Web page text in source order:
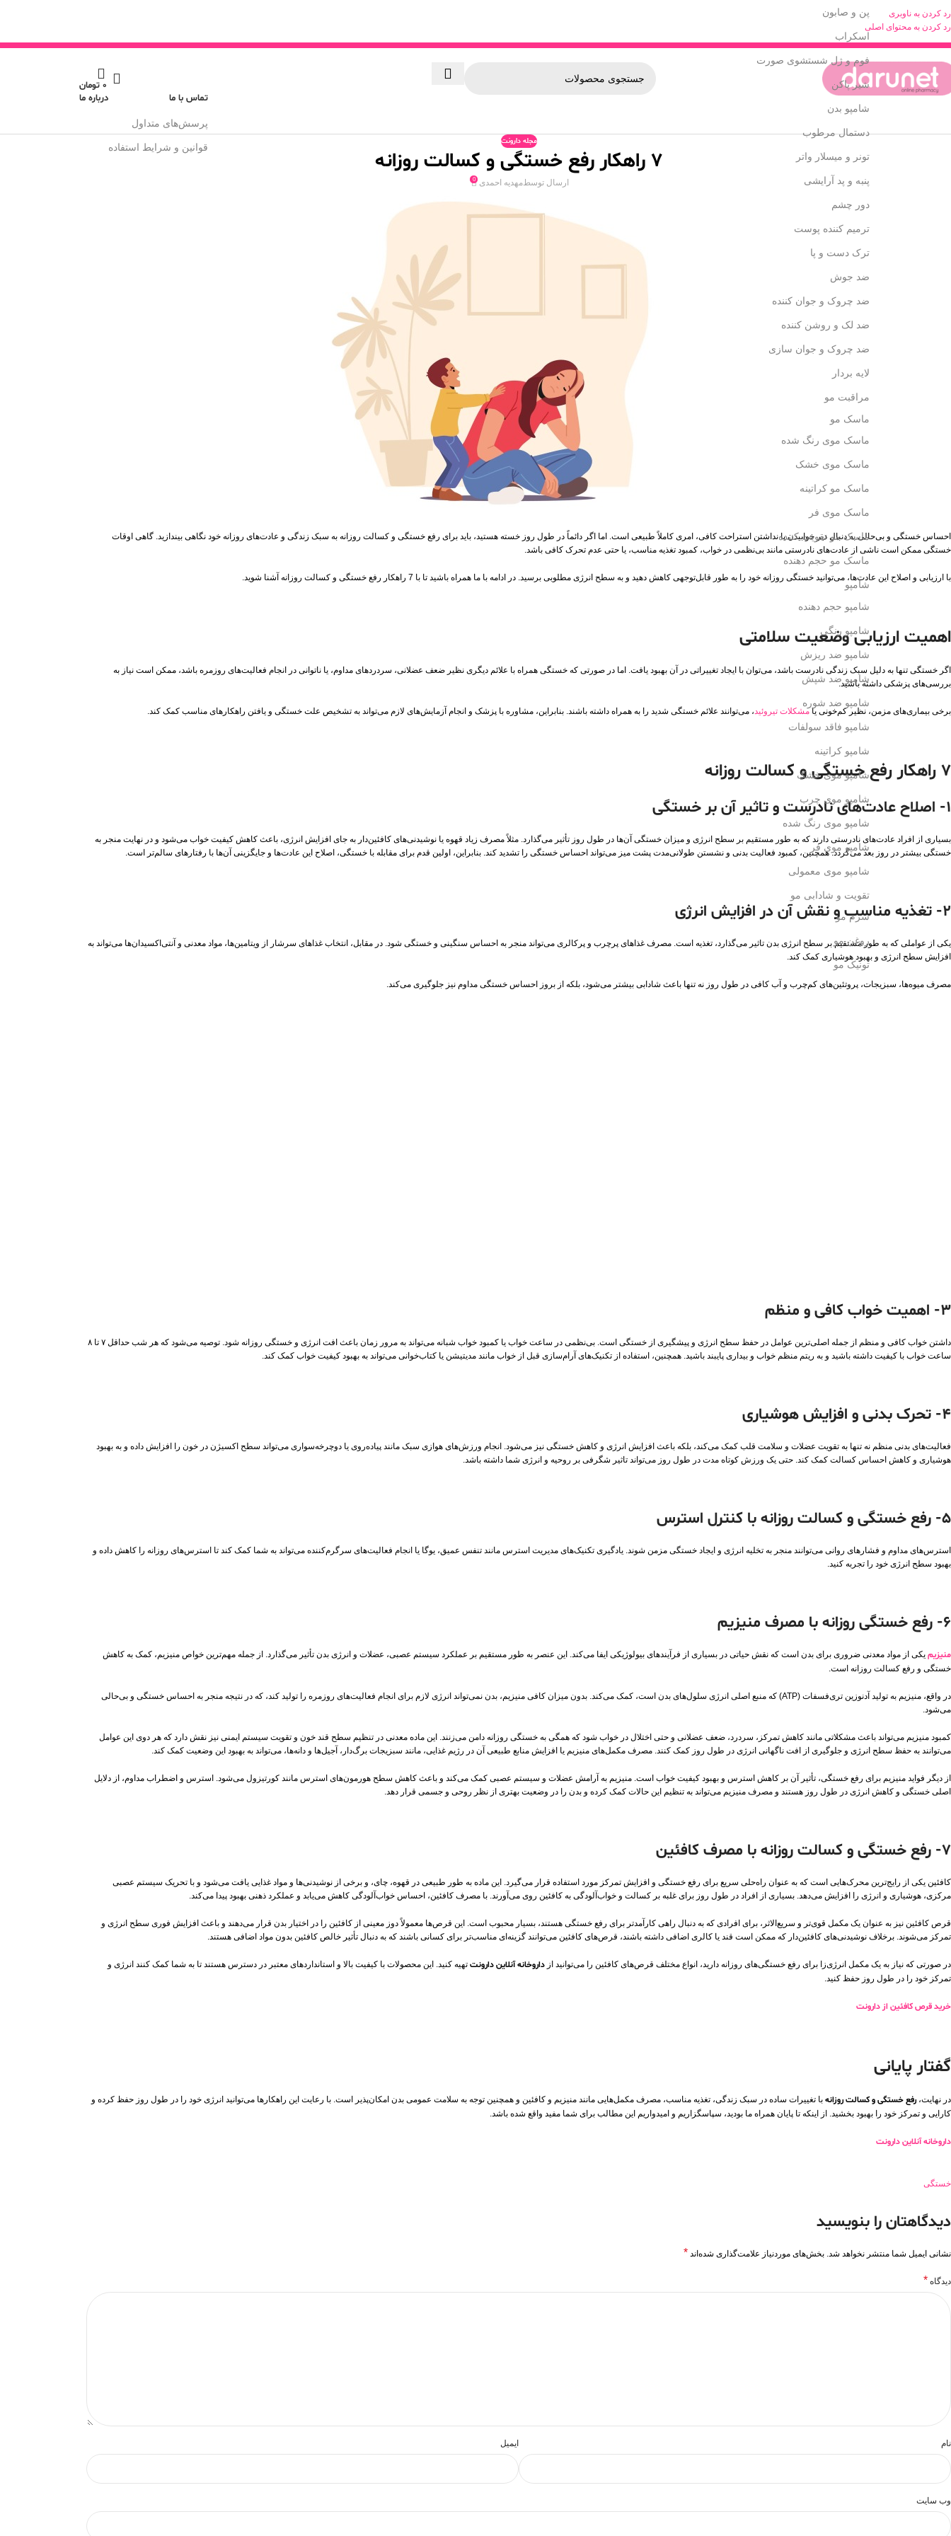
رد کردن به ناوبری
رد کردن به محتوای اصلی
0 تومان
پن و صابون
اسکراب
فوم و ژل شستشوی صورت
شیر پاکن
شامپو بدن
دستمال مرطوب
تونر و میسلار واتر
پنبه و پد آرایشی
دور چشم
ترمیم کننده پوست
ترک دست و پا
ضد جوش
ضد چروک و جوان کننده
ضد لک و روشن کننده
ضد چروک و جوان سازی
لایه بردار
مراقبت مو
ماسک مو
ماسک موی رنگ شده
ماسک موی خشک
ماسک مو کراتینه
ماسک موی فر
ماسک مو تقویت کننده
ماسک مو حجم دهنده
شامپو
شامپو حجم دهنده
شامپو رنگی
شامپو ضد ریزش
شامپو ضد شپش
شامپو ضد شوره
شامپو فاقد سولفات
شامپو کراتینه
شامپو موی خشک
شامپو موی چرب
شامپو موی رنگ شده
شامپو موی فر
شامپو موی معمولی
تقویت و شادابی مو
سرم مو
روغن مو
تونیک مو
تماس با ما
پرسش‌های متداول
قوانین و شرایط استفاده
درباره ما
مجله دارونت
7 راهکار رفع خستگی و کسالت روزانه
ارسال توسطمهدیه احمدی 0
احساس خستگی و بی‌حالی به دنبال دیر خوابیدن یا نداشتن استراحت کافی، امری کاملاً طبیعی است. اما اگر دائماً در طول روز خسته هستید، باید برای رفع خستگی و کسالت روزانه به سبک زندگی و عادت‌های روزانه خود نگاهی بیندازید. گاهی اوقات
خستگی ممکن است ناشی از عادت‌های نادرستی مانند بی‌نظمی در خواب، کمبود تغذیه مناسب، یا حتی عدم تحرک کافی باشد.
با ارزیابی و اصلاح این عادت‌ها، می‌توانید خستگی روزانه خود را به طور قابل‌توجهی کاهش دهید و به سطح انرژی مطلوبی برسید. در ادامه با ما همراه باشید تا با 7 راهکار رفع خستگی و کسالت روزانه آشنا شوید.
اهمیت ارزیابی وضعیت سلامتی
اگر خستگی تنها به دلیل سبک زندگی نادرست باشد، می‌توان با ایجاد تغییراتی در آن بهبود یافت. اما در صورتی که خستگی همراه با علائم دیگری نظیر ضعف عضلانی، سردردهای مداوم، یا ناتوانی در انجام فعالیت‌های روزمره باشد، ممکن است نیاز به
بررسی‌های پزشکی داشته باشید.
برخی بیماری‌های مزمن، نظیر کم‌خونی یامشکلات تیروئید، می‌توانند علائم خستگی شدید را به همراه داشته باشند. بنابراین، مشاوره با پزشک و انجام آزمایش‌های لازم می‌تواند به تشخیص علت خستگی و یافتن راهکارهای مناسب کمک کند.
7 راهکار رفع خستگی و کسالت روزانه
1- اصلاح عادت‌های نادرست و تاثیر آن بر خستگی
بسیاری از افراد عادت‌های نادرستی دارند که به طور مستقیم بر سطح انرژی و میزان خستگی آن‌ها در طول روز تأثیر می‌گذارد. مثلاً مصرف زیاد قهوه یا نوشیدنی‌های کافئین‌دار به جای افزایش انرژی، باعث کاهش کیفیت خواب می‌شود و در نهایت منجر به
خستگی بیشتر در روز بعد می‌گردد. همچنین، کمبود فعالیت بدنی و نشستن طولانی‌مدت پشت میز می‌تواند احساس خستگی را تشدید کند. بنابراین، اولین قدم برای مقابله با خستگی، اصلاح این عادت‌ها و جایگزینی آن‌ها با رفتارهای سالم‌تر است.
2- تغذیه مناسب و نقش آن در افزایش انرژی
یکی از عواملی که به طور مستقیم بر سطح انرژی بدن تاثیر می‌گذارد، تغذیه است. مصرف غذاهای پرچرب و پرکالری می‌تواند منجر به احساس سنگینی و خستگی شود. در مقابل، انتخاب غذاهای سرشار از ویتامین‌ها، مواد معدنی و آنتی‌اکسیدان‌ها می‌تواند به
افزایش سطح انرژی و بهبود هوشیاری کمک کند.
مصرف میوه‌ها، سبزیجات، پروتئین‌های کم‌چرب و آب کافی در طول روز نه تنها باعث شادابی بیشتر می‌شود، بلکه از بروز احساس خستگی مداوم نیز جلوگیری می‌کند.
3- اهمیت خواب کافی و منظم
داشتن خواب کافی و منظم از جمله اصلی‌ترین عوامل در حفظ سطح انرژی و پیشگیری از خستگی است. بی‌نظمی در ساعت خواب یا کمبود خواب شبانه می‌تواند به مرور زمان باعث افت انرژی و خستگی روزانه شود. توصیه می‌شود که هر شب حداقل ۷ تا ۸
ساعت خواب با کیفیت داشته باشید و به ریتم منظم خواب و بیداری پایبند باشید. همچنین، استفاده از تکنیک‌های آرام‌سازی قبل از خواب مانند مدیتیشن یا کتاب‌خوانی می‌تواند به بهبود کیفیت خواب کمک کند.
4- تحرک بدنی و افزایش هوشیاری
فعالیت‌های بدنی منظم نه تنها به تقویت عضلات و سلامت قلب کمک می‌کند، بلکه باعث افزایش انرژی و کاهش خستگی نیز می‌شود. انجام ورزش‌های هوازی سبک مانند پیاده‌روی یا دوچرخه‌سواری می‌تواند سطح اکسیژن در خون را افزایش داده و به بهبود
هوشیاری و کاهش احساس کسالت کمک کند. حتی یک ورزش کوتاه مدت در طول روز می‌تواند تاثیر شگرفی بر روحیه و انرژی شما داشته باشد.
5- رفع خستگی و کسالت روزانه با کنترل استرس
استرس‌های مداوم و فشارهای روانی می‌توانند منجر به تخلیه انرژی و ایجاد خستگی مزمن شوند. یادگیری تکنیک‌های مدیریت استرس مانند تنفس عمیق، یوگا یا انجام فعالیت‌های سرگرم‌کننده می‌تواند به شما کمک کند تا استرس‌های روزانه را کاهش داده و
بهبود سطح انرژی خود را تجربه کنید.
6- رفع خستگی روزانه با مصرف منیزیم
منیزیم یکی از مواد معدنی ضروری برای بدن است که نقش حیاتی در بسیاری از فرآیندهای بیولوژیکی ایفا می‌کند. این عنصر به طور مستقیم بر عملکرد سیستم عصبی، عضلات و انرژی بدن تأثیر می‌گذارد. از جمله مهم‌ترین خواص منیزیم، کمک به کاهش
خستگی و رفع کسالت روزانه است.
در واقع، منیزیم به تولید آدنوزین تری‌فسفات (ATP) که منبع اصلی انرژی سلول‌های بدن است، کمک می‌کند. بدون میزان کافی منیزیم، بدن نمی‌تواند انرژی لازم برای انجام فعالیت‌های روزمره را تولید کند، که در نتیجه منجر به احساس خستگی و بی‌حالی
می‌شود.
کمبود منیزیم می‌تواند باعث مشکلاتی مانند کاهش تمرکز، سردرد، ضعف عضلانی و حتی اختلال در خواب شود که همگی به خستگی روزانه دامن می‌زنند. این ماده معدنی در تنظیم سطح قند خون و تقویت سیستم ایمنی نیز نقش دارد که هر دوی این عوامل
می‌توانند به حفظ سطح انرژی و جلوگیری از افت ناگهانی انرژی در طول روز کمک کنند. مصرف مکمل‌های منیزیم یا افزایش منابع طبیعی آن در رژیم غذایی، مانند سبزیجات برگ‌دار، آجیل‌ها و دانه‌ها، می‌تواند به بهبود این وضعیت کمک کند.
از دیگر فواید منیزیم برای رفع خستگی، تأثیر آن بر کاهش استرس و بهبود کیفیت خواب است. منیزیم به آرامش عضلات و سیستم عصبی کمک می‌کند و باعث کاهش سطح هورمون‌های استرس مانند کورتیزول می‌شود. استرس و اضطراب مداوم، از دلایل
اصلی خستگی و کاهش انرژی در طول روز هستند و مصرف منیزیم می‌تواند به تنظیم این حالات کمک کرده و بدن را در وضعیت بهتری از نظر روحی و جسمی قرار دهد.
7- رفع خستگی و کسالت روزانه با مصرف کافئین
کافئین یکی از رایج‌ترین محرک‌هایی است که به عنوان راه‌حلی سریع برای رفع خستگی و افزایش تمرکز مورد استفاده قرار می‌گیرد. این ماده به طور طبیعی در قهوه، چای، و برخی از نوشیدنی‌ها و مواد غذایی یافت می‌شود و با تحریک سیستم عصبی
مرکزی، هوشیاری و انرژی را افزایش می‌دهد. بسیاری از افراد در طول روز برای غلبه بر کسالت و خواب‌آلودگی به کافئین روی می‌آورند. با مصرف کافئین، احساس خواب‌آلودگی کاهش می‌یابد و عملکرد ذهنی بهبود پیدا می‌کند.
قرص کافئین نیز به عنوان یک مکمل قوی‌تر و سریع‌الاثر، برای افرادی که به دنبال راهی کارآمدتر برای رفع خستگی هستند، بسیار محبوب است. این قرص‌ها معمولاً دوز معینی از کافئین را در اختیار بدن قرار می‌دهند و باعث افزایش فوری سطح انرژی و
تمرکز می‌شوند. برخلاف نوشیدنی‌های کافئین‌دار که ممکن است قند یا کالری اضافی داشته باشند، قرص‌های کافئین می‌توانند گزینه‌ای مناسب‌تر برای کسانی باشند که به دنبال تأثیر خالص کافئین بدون مواد اضافی هستند.
در صورتی که نیاز به یک مکمل انرژی‌زا برای رفع خستگی‌های روزانه دارید، انواع مختلف قرص‌های کافئین را می‌توانید از داروخانه آنلاین دارونت تهیه کنید. این محصولات با کیفیت بالا و استانداردهای معتبر در دسترس هستند تا به شما کمک کنند انرژی و
تمرکز خود را در طول روز حفظ کنید.
خرید قرص کافئین از دارونت
گفتار پایانی
در نهایت، رفع خستگی و کسالت روزانه با تغییرات ساده در سبک زندگی، تغذیه مناسب، مصرف مکمل‌هایی مانند منیزیم و کافئین و همچنین توجه به سلامت عمومی بدن امکان‌پذیر است. با رعایت این راهکارها می‌توانید انرژی خود را در طول روز حفظ کرده و
کارایی و تمرکز خود را بهبود بخشید. از اینکه تا پایان همراه ما بودید، سپاسگزاریم و امیدواریم این مطالب برای شما مفید واقع شده باشد.
داروخانه آنلاین دارونت
خستگی
دیدگاهتان را بنویسید
نشانی ایمیل شما منتشر نخواهد شد. بخش‌های موردنیاز علامت‌گذاری شده‌اند *
دیدگاه *
نام ایمیل
وب‌ سایت